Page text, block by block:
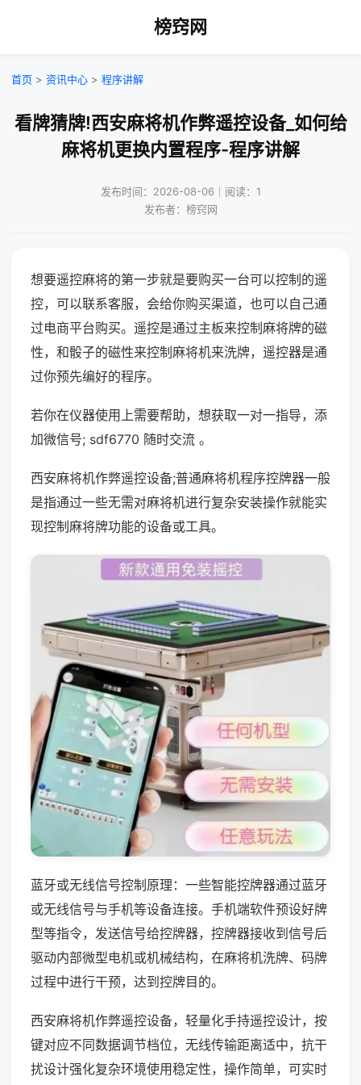
榜窍网
首页 > 资讯中心 > 程序讲解
看牌猜牌!西安麻将机作弊遥控设备_如何给
麻将机更换内置程序-程序讲解
发布时间：2026-08-06｜阅读：1
发布者：榜窍网
想要遥控麻将的第一步就是要购买一台可以控制的遥
控，可以联系客服，会给你购买渠道，也可以自己通
过电商平台购买。遥控是通过主板来控制麻将牌的磁
性，和骰子的磁性来控制麻将机来洗牌，遥控器是通
过你预先编好的程序。
若你在仪器使用上需要帮助，想获取一对一指导，添
加微信号; sdf6770 随时交流 。
西安麻将机作弊遥控设备;普通麻将机程序控牌器一般
是指通过一些无需对麻将机进行复杂安装操作就能实
现控制麻将牌功能的设备或工具。
蓝牙或无线信号控制原理：一些智能控牌器通过蓝牙
或无线信号与手机等设备连接。手机端软件预设好牌
型等指令，发送信号给控牌器，控牌器接收到信号后
驱动内部微型电机或机械结构，在麻将机洗牌、码牌
过程中进行干预，达到控牌目的。
西安麻将机作弊遥控设备，轻量化手持遥控设计，按
键对应不同数据调节档位，无线传输距离适中，抗干
扰设计强化复杂环境使用稳定性，操作简单，可实时